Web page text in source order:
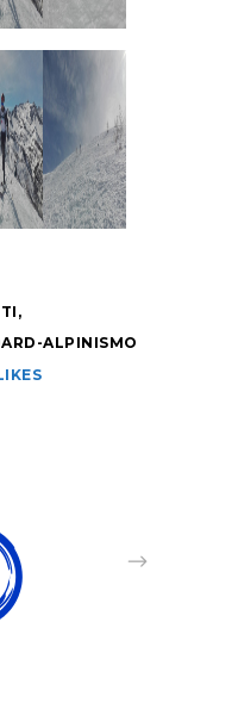
,
ALPINISMO